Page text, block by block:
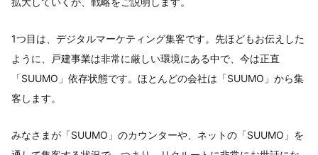
1つ目は、デジタルマーケティング集客です。先ほどもお伝えした
ように、戸建事業は非常に厳しい環境にある中で、今は正直
「SUUMO」依存状態です。ほとんどの会社は「SUUMO」から集
客します。
みなさまが「SUUMO」のカウンターや、ネットの「SUUMO」を